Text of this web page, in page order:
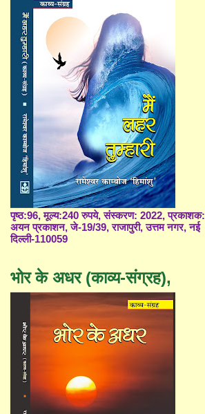
पृष्ठ:96, मूल्य:240 रुपये, संस्करण: 2022, प्रकाशक:
अयन प्रकाशन, जे-19/39, राजापुरी, उत्तम नगर, नई
दिल्ली-110059
भोर के अधर (काव्य-संग्रह),